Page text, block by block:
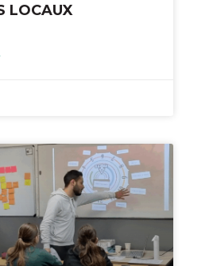
LOCAUX